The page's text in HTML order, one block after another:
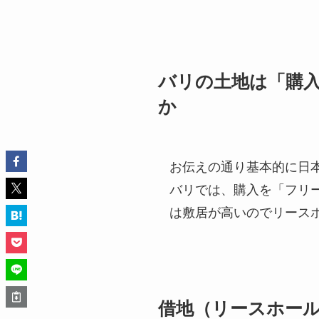
バリの土地は「購
か
お伝えの通り基本的に日
バリでは、購入を「フリ
は敷居が高いのでリース
借地（リースホー